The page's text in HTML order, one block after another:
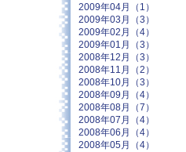
2009年04月（1）
2009年03月（3）
2009年02月（4）
2009年01月（3）
2008年12月（3）
2008年11月（2）
2008年10月（3）
2008年09月（4）
2008年08月（7）
2008年07月（4）
2008年06月（4）
2008年05月（4）